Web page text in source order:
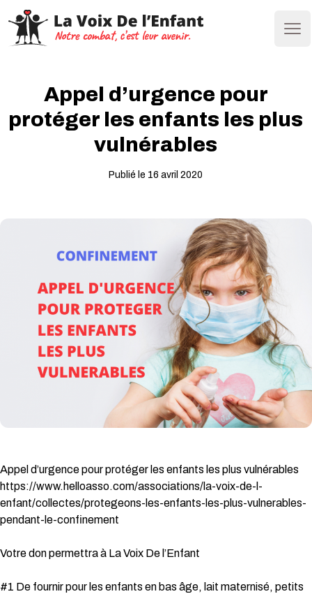
Appel d’urgence pour
protéger les enfants les plus
vulnérables
Publié le 16 avril 2020
Appel d’urgence pour protéger les enfants les plus vulnérables
https://www.helloasso.com/associations/la-voix-de-l-
enfant/collectes/protegeons-les-enfants-les-plus-vulnerables-
pendant-le-confinement
Votre don permettra à La Voix De l’Enfant
#1 De fournir pour les enfants en bas âge, lait maternisé, petits